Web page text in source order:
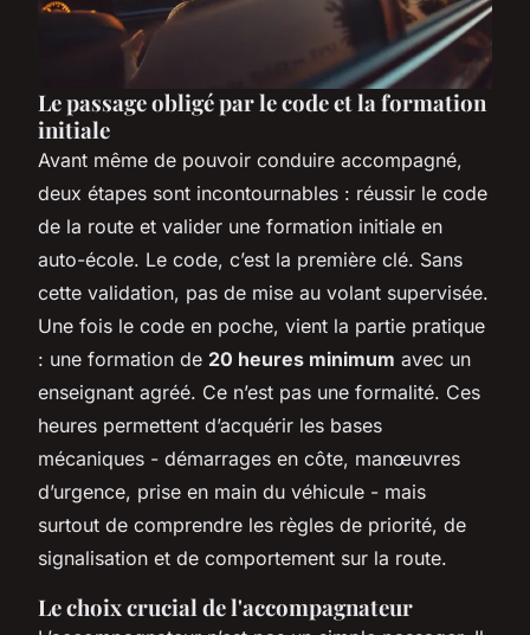
Le passage obligé par le code et la formation
initiale
Avant même de pouvoir conduire accompagné,
deux étapes sont incontournables : réussir le code
de la route et valider une formation initiale en
auto-école. Le code, c’est la première clé. Sans
cette validation, pas de mise au volant supervisée.
Une fois le code en poche, vient la partie pratique
: une formation de 20 heures minimum avec un
enseignant agréé. Ce n’est pas une formalité. Ces
heures permettent d’acquérir les bases
mécaniques - démarrages en côte, manœuvres
d’urgence, prise en main du véhicule - mais
surtout de comprendre les règles de priorité, de
signalisation et de comportement sur la route.
Le choix crucial de l'accompagnateur